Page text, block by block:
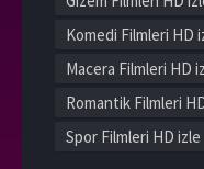
Komedi Filmleri HD
Macera Filmleri HD
Romantik Filmleri
izle
Spor Filmleri HD izle